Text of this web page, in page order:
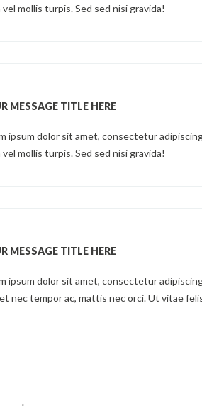
vel mollis turpis. Sed sed nisi gravida!
MESSAGE TITLE HERE
ipsum dolor sit amet, consectetur
vel mollis turpis. Sed sed nisi gravida!
MESSAGE TITLE HERE
ipsum dolor sit amet, consectetur
nec tempor ac, mattis nec orci. Ut vitae